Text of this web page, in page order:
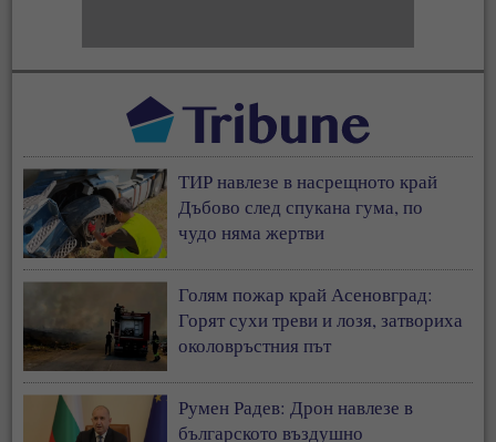
ТИР навлезе в насрещното край
Дъбово след спукана гума, по
чудо няма жертви
Голям пожар край Асеновград:
Горят сухи треви и лозя, затвориха
околовръстния път
Румен Радев: Дрон навлезе в
българското въздушно